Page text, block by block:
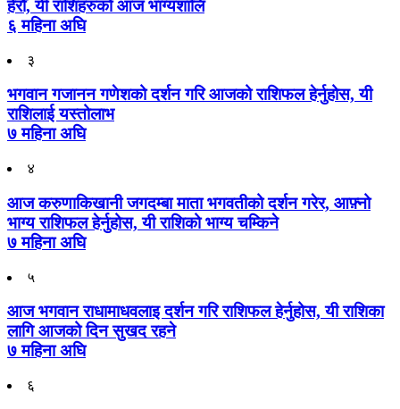
हेरौँ, यी राशिहरुको आज भाग्यशालि
६ महिना अघि
३
भगवान गजानन गणेशको दर्शन गरि आजको राशिफल हेर्नुहोस, यी
राशिलाई यस्तोलाभ
७ महिना अघि
४
आज करुणाकिखानी जगदम्बा माता भगवतीको दर्शन गरेर, आफ़्नो
भाग्य राशिफल हेर्नुहोस, यी राशिको भाग्य चम्किने
७ महिना अघि
५
आज भगवान राधामाधवलाइ दर्शन गरि राशिफल हेर्नुहोस, यी राशिका
लागि आजको दिन सुखद रहने
७ महिना अघि
६